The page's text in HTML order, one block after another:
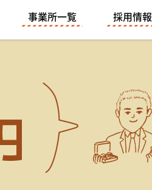
事業所一覧 採用情報